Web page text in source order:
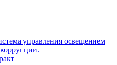
управления освещением